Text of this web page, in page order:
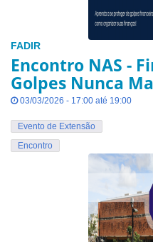
FADIR
Encontro NAS -
Golpes Nunca
03/03/2026 - 17:00 até 19:00
Evento de Extensão
Encontro